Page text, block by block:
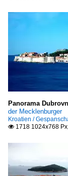
Panorama
der Mecklenburger
Kroatien /
 1718 1024x768